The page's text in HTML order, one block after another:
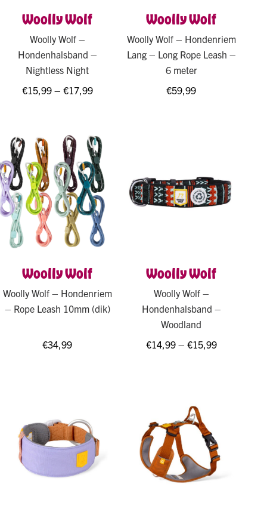
Woolly Wolf
Woolly Wolf –
Hondenhalsband –
Nightless Night
€15,99– €17,99
Woolly Wolf
Woolly Wolf – Hondenriem
Lang – Long Rope Leash –
6 meter
€59,99
Woolly Wolf
Woolly Wolf – Hondenriem
– Rope Leash 10mm (dik)
€34,99
Woolly Wolf
Woolly Wolf –
Hondenhalsband –
Woodland
€14,99– €15,99